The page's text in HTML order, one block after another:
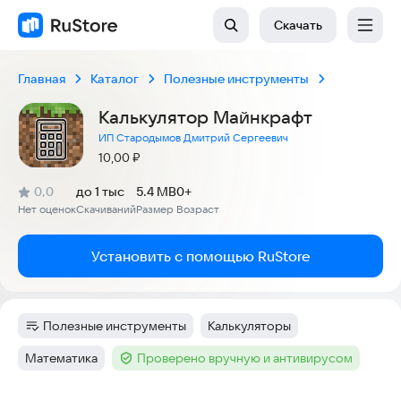
Скачать
Главная Каталог Полезные инструменты
Калькулятор Майнкрафт
ИП Стародымов Дмитрий Сергеевич
Цена:
10,00₽
Рейтинг:
0,0
(
Нет оценок
)
Скачиваний
до 1 тыс
Размер
5.4 MB
Возраст
0+
Установить с помощью RuStore
Категория:
Полезные инструменты Тег:
Калькуляторы
Тег:
Математика Тег :Проверено вручную и антивирусом